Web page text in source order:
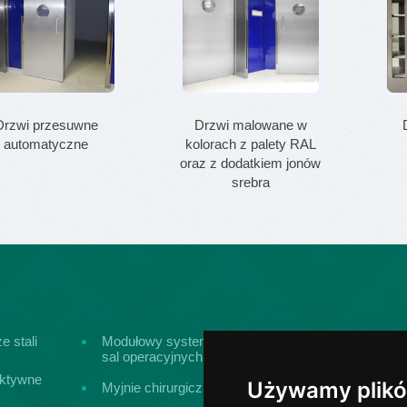
Używamy
przesuwne
automatyczne
Drzwi malowane w
kolorach z palety RAL
oraz z dodatkiem jonów
srebra
stali
Modułowy system zabudowy
sal operacyjnych
Myjnie chirurgiczne
Wyposażenie i
medyczne ze